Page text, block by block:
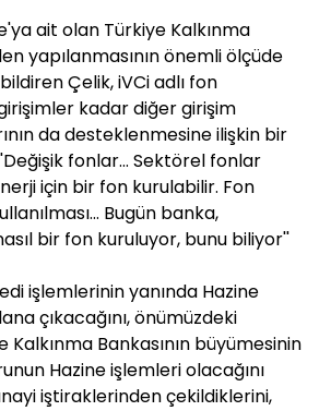
ait olan Türkiye Kalkınma
yapılanmasının önemli ölçüde
Çelik, iVCi adlı fon
kadar diğer girişim
da desteklenmesine ilişkin bir
fonlar... Sektörel fonlar
için bir fon kurulabilir. Fon
Bugün banka,
bir fon kuruluyor, bunu biliyor''
işlemlerinin yanında Hazine
çıkacağını, önümüzdeki
Bankasının büyümesinin
Hazine işlemleri olacağını
iştiraklerinden çekildiklerini,